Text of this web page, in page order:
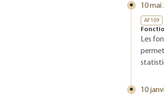
10 mai
AF109
Les
10